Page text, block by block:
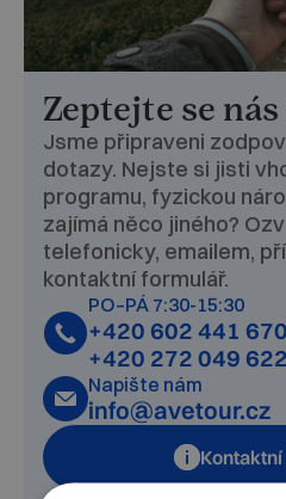
Zeptejte se nás
Jsme připraveni
dotazy. Nejste si jisti
programu, fyzickou
zajímá něco jiného?
telefonicky, emailem,
kontaktní formulář.
PO–PÁ 7:30-15:30
+420 602 441 670
+420 272 049 622
Napište nám
info@avetour.cz